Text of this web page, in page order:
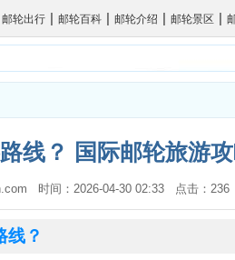
邮轮出行 | 邮轮百科 | 邮轮介绍 | 邮轮景区 |
线？ 国际邮轮旅游
时间：2026-04-30 02:33 点击：
线？